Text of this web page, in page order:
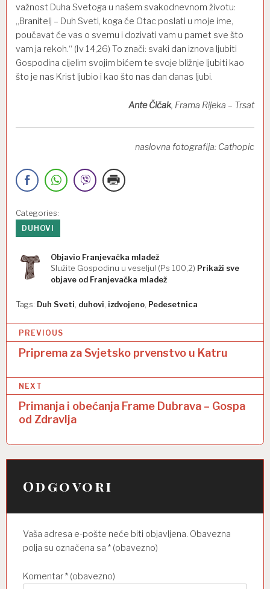
važnost Duha Svetoga u našem svakodnevnom životu:
„Branitelj – Duh Sveti, koga će Otac poslati u moje ime,
poučavat će vas o svemu i dozivati vam u pamet sve što
vam ja rekoh.“ (Iv 14,26) To znači: svaki dan iznova ljubiti
Gospodina cijelim svojim bićem te svoje bližnje ljubiti kao
što je nas Krist ljubio i kao što nas dan danas ljubi.
Ante Čičak, Frama Rijeka – Trsat
naslovna fotografija: Cathopic
Categories:
DUHOVI
Objavio Franjevačka mladež
Služite Gospodinu u veselju! (Ps 100,2) Prikaži sve
objave od Franjevačka mladež
Tags: Duh Sveti, duhovi, izdvojeno, Pedesetnica
N
v
i
g
c
a
PREVIOUS
Priprema za Svjetsko prvenstvo u Katru
NEXT
Primanja i obećanja Frame Dubrava – Gospa
od Zdravlja
Odgovori
Vaša adresa e-pošte neće biti objavljena. Obavezna
polja su označena sa * (obavezno)
Komentar* (obavezno)